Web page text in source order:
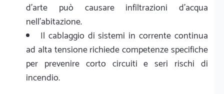
d'arte può causare infiltrazioni d'acqua
nell'abitazione.
Il cablaggio di sistemi in corrente continua
ad alta tensione richiede competenze specifiche
per prevenire corto circuiti e seri rischi di
incendio.